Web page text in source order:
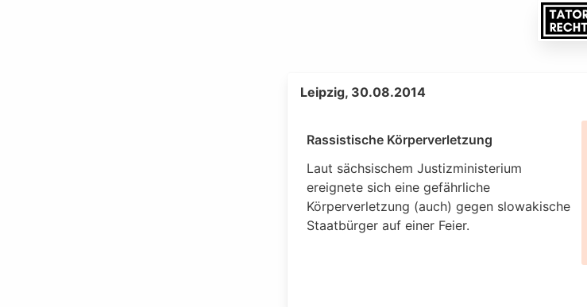
Leipzig, 30.08.2014
Rassistische Körperverletzung
Laut sächsischem Justizministerium
ereignete sich eine gefährliche
Körperverletzung (auch) gegen slowakische
Staatbürger auf einer Feier.